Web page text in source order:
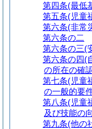
第四条(最低
第五条(児童
第六条(非常
第六条の二
第六条の三(
第六条の四(
の所在の確
第七条(児童
の一般的要
第八条(児童
及び技能の
第九条(他の